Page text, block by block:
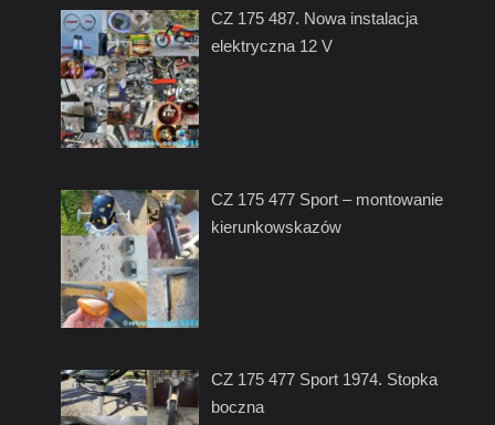
CZ 175 487. Nowa instalacja
elektryczna 12 V
CZ 175 477 Sport – montowanie
kierunkowskazów
CZ 175 477 Sport 1974. Stopka
boczna